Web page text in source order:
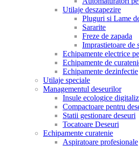
Utilaje deszapezire
Pluguri si Lame
Sararite
Freze de zapada
Imprastietoare de
Echipamente electrice
Echipamente de
Echipamente dezinfectie
Utilaje speciale
Managementul deseurilor
Insule ecologice
Compactoare pentru
Statii gestionare deseuri
Tocatoare Deseuri
Echipamente curatenie
Aspiratoare profesionale